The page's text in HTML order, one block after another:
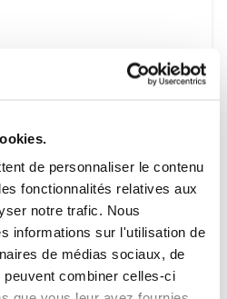
de personnaliser le contenu
fonctionnalités relatives aux
notre trafic. Nous
informations sur l'utilisation de
de médias sociaux, de
combiner celles-ci
et 3kgs en fonction de la taille.